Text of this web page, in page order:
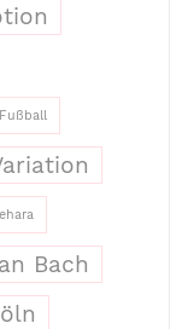
Fußball
Bach